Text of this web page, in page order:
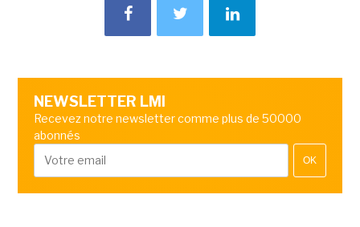
NEWSLETTER LMI
Recevez notre newsletter comme plus de 50000
abonnés
OK